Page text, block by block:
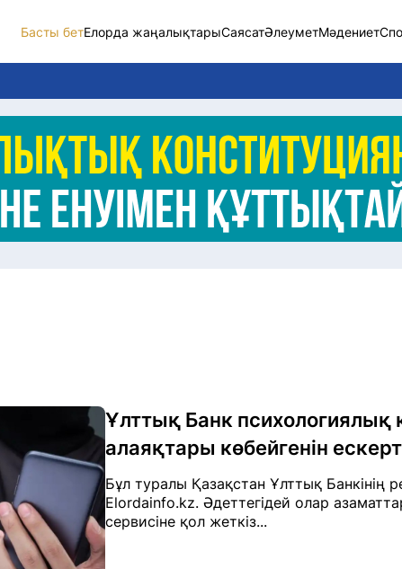
Басты бетЕлорда жаңалықтарыСаясатӘлеуметМәдениет
Елорда
Саясат
Әлеумет
Ұлттық Банк
алаяқтары көбейгенін
Бұл туралы Қазақстан Ұлттық
Elordainfo.kz. Әдеттегідей олар
сервисіне қол жеткіз...